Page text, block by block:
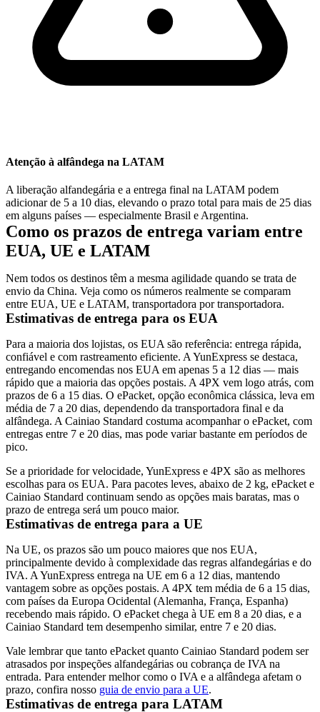
Atenção à alfândega na LATAM
A liberação alfandegária e a entrega final na LATAM podem
adicionar de 5 a 10 dias, elevando o prazo total para mais de 25 dias
em alguns países — especialmente Brasil e Argentina.
Como os prazos de entrega variam entre
EUA, UE e LATAM
Nem todos os destinos têm a mesma agilidade quando se trata de
envio da China. Veja como os números realmente se comparam
entre EUA, UE e LATAM, transportadora por transportadora.
Estimativas de entrega para os EUA
Para a maioria dos lojistas, os EUA são referência: entrega rápida,
confiável e com rastreamento eficiente. A YunExpress se destaca,
entregando encomendas nos EUA em apenas 5 a 12 dias — mais
rápido que a maioria das opções postais. A 4PX vem logo atrás, com
prazos de 6 a 15 dias. O ePacket, opção econômica clássica, leva em
média de 7 a 20 dias, dependendo da transportadora final e da
alfândega. A Cainiao Standard costuma acompanhar o ePacket, com
entregas entre 7 e 20 dias, mas pode variar bastante em períodos de
pico.
Se a prioridade for velocidade, YunExpress e 4PX são as melhores
escolhas para os EUA. Para pacotes leves, abaixo de 2 kg, ePacket e
Cainiao Standard continuam sendo as opções mais baratas, mas o
prazo de entrega será um pouco maior.
Estimativas de entrega para a UE
Na UE, os prazos são um pouco maiores que nos EUA,
principalmente devido à complexidade das regras alfandegárias e do
IVA. A YunExpress entrega na UE em 6 a 12 dias, mantendo
vantagem sobre as opções postais. A 4PX tem média de 6 a 15 dias,
com países da Europa Ocidental (Alemanha, França, Espanha)
recebendo mais rápido. O ePacket chega à UE em 8 a 20 dias, e a
Cainiao Standard tem desempenho similar, entre 7 e 20 dias.
Vale lembrar que tanto ePacket quanto Cainiao Standard podem ser
atrasados por inspeções alfandegárias ou cobrança de IVA na
entrada. Para entender melhor como o IVA e a alfândega afetam o
prazo, confira nosso guia de envio para a UE.
Estimativas de entrega para LATAM